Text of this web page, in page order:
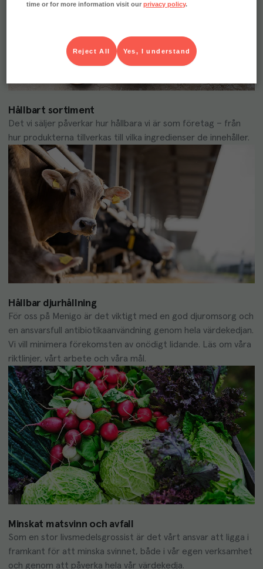
Hållbart sortiment
Det vi säljer påverkar hur hållbara vi är som företag – från
hur produkterna tillverkas till vilka ingredienser de innehåller.
Hållbar djurhållning
För oss på Menigo är det viktigt med en god djuromsorg och
en ansvarsfull antibiotikaanvändning genom hela värdekedjan.
Vi vill minimera förekomsten av onödigt lidande. Läs om våra
riktlinjer, vårt arbete och våra mål.
Minskat matsvinn och avfall
Som en stor livsmedelsgrossist är det vårt ansvar att ligga i
framkant för att minska svinnet, både i vår egen verksamhet
och genom att påverka hela vår värdekedja.
time or for more information visit ourprivacy policy.
Yes, I understand
Reject All